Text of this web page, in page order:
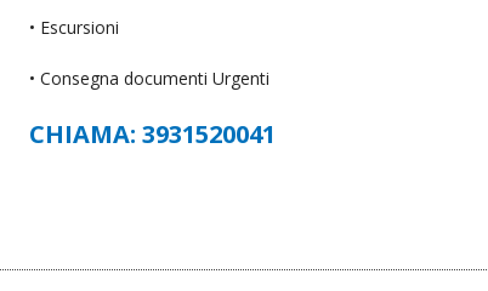
• Escursioni
• Consegna documenti Urgenti
CHIAMA: 3931520041